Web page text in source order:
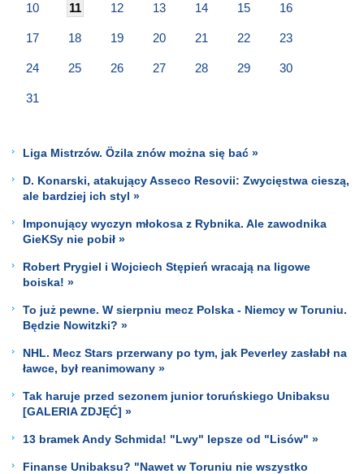
10 11 12 13 14 15 16
17 18 19 20 21 22 23
24 25 26 27 28 29 30
31
Liga Mistrzów. Özila znów można się bać »
D. Konarski, atakujący Asseco Resovii: Zwycięstwa cieszą,
ale bardziej ich styl »
Imponujący wyczyn młokosa z Rybnika. Ale zawodnika
GieKSy nie pobił »
Robert Prygiel i Wojciech Stępień wracają na ligowe
boiska! »
To już pewne. W sierpniu mecz Polska - Niemcy w Toruniu.
Będzie Nowitzki? »
NHL. Mecz Stars przerwany po tym, jak Peverley zasłabł na
ławce, był reanimowany »
Tak haruje przed sezonem junior toruńskiego Unibaksu
[GALERIA ZDJĘĆ] »
13 bramek Andy Schmida! "Lwy" lepsze od "Lisów" »
Finanse Unibaksu? "Nawet w Toruniu nie wszystko